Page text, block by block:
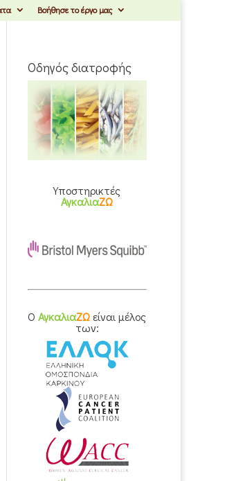
Βοήθησε το έργο μας
Οδηγός διατροφής
Υποστηρικτές
ΑγκαλιαΖΩ
OΑγκαλιαΖΩ είναι μέλος
των: